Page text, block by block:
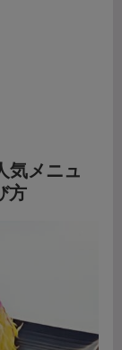
気メニュ
方